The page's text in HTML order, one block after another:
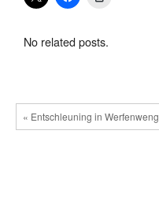
No related posts.
« Entschleuning in Werfenweng